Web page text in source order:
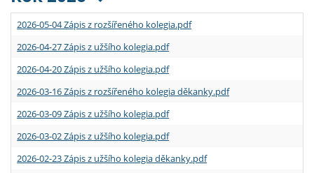
2026-05-04 Zápis z rozšířeného kolegia.pdf
2026-04-27 Zápis z užšího kolegia.pdf
2026-04-20 Zápis z užšího kolegia.pdf
2026-03-16 Zápis z rozšířeného kolegia děkanky.pdf
2026-03-09 Zápis z užšího kolegia.pdf
2026-03-02 Zápis z užšího kolegia.pdf
2026-02-23 Zápis z užšího kolegia děkanky.pdf